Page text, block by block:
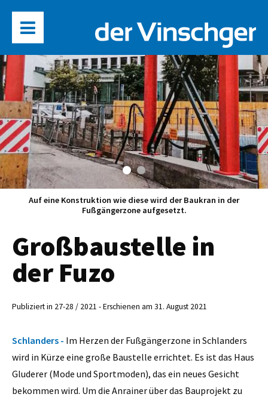
Auf eine Konstruktion wie diese wird der Baukran in der
Fußgängerzone aufgesetzt.
Großbaustelle in
der Fuzo
Publiziert in 27-28 / 2021 - Erschienen am 31. August 2021
Schlanders - Im Herzen der Fußgängerzone in Schlanders
wird in Kürze eine große Baustelle errichtet. Es ist das Haus
Gluderer (Mode und Sportmoden), das ein neues Gesicht
bekommen wird. Um die Anrainer über das Bauprojekt zu